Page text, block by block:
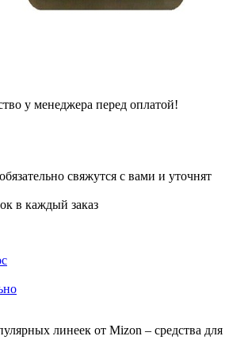
у менеджера перед оплатой!
свяжутся с вами и уточнят
в каждый заказ
линеек от Mizon – средства для